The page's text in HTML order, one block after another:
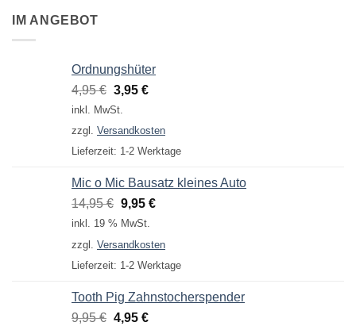
IM ANGEBOT
Ordnungshüter
4,95€ Ursprünglicher
Preis
4,95 €
3,95 €Aktueller
3,95 €.
inkl. MwSt.
zzgl. Versandkosten
Lieferzeit: 1-2 Werktage
Mic o Mic Bausatz kleines Auto
14,95€ Ursprünglicher
Preis
14,95 €
9,95 €Aktueller
9,95 €.
inkl. 19 % MwSt.
zzgl. Versandkosten
Lieferzeit: 1-2 Werktage
Tooth Pig Zahnstocherspender
9,95€ Ursprünglicher
4,95 €Aktueller